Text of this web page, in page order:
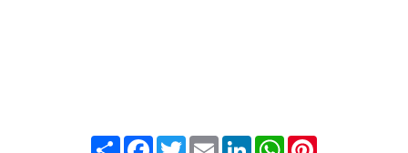
Share FacebookTwitterEmail LinkedInWhatsApp